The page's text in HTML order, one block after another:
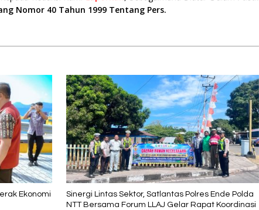
Nomor 40 Tahun 1999 Tentang Pers.
Ekonomi
Sinergi Lintas Sektor, Satlantas Polres Ende Polda
NTT Bersama Forum LLAJ Gelar Rapat Koordinasi